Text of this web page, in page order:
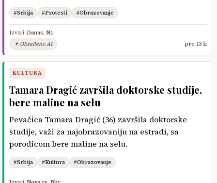
#Srbija #Protesti #Obrazovanje
Izvori: Danas, N1
✦ Obrađeno AI
pre 13 h
KULTURA
Tamara Dragić završila doktorske studije,
bere maline na selu
Pevačica Tamara Dragić (36) završila doktorske
studije, važi za najobrazovaniju na estradi, sa
porodicom bere maline na selu.
#Srbija #Kultura #Obrazovanje